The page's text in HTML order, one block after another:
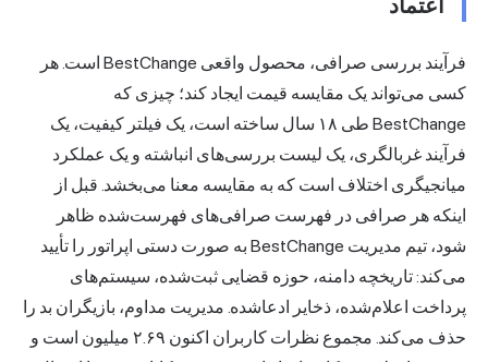
اعتماد
فرآیند بررسی صرافی، محصول واقعی BestChange است. هر
کسی می‌تواند یک مقایسه قیمت ایجاد کند؛ چیزی که
BestChange طی ۱۸ سال ساخته است، یک فیلتر کیفیت، یک
فرآیند غربالگری، یک لیست بررسی‌های انباشته و یک عملکرد
میانجیگری اختلاف است که به مقایسه معنا می‌بخشد. قبل از
اینکه هر صرافی در فهرست صرافی‌های فهرست‌شده ظاهر
شود، تیم مدیریت BestChange به صورت دستی اپراتور را تأیید
می‌کند: تاریخچه دامنه، حوزه قضایی ثبت‌شده، سیستم‌های
پرداخت اعلام‌شده، ذخایر ادعاشده. مدیریت مداوم، بازیگران بد را
حذف می‌کند. مجموع نظرات کاربران اکنون ۲.۶۹ میلیون است و